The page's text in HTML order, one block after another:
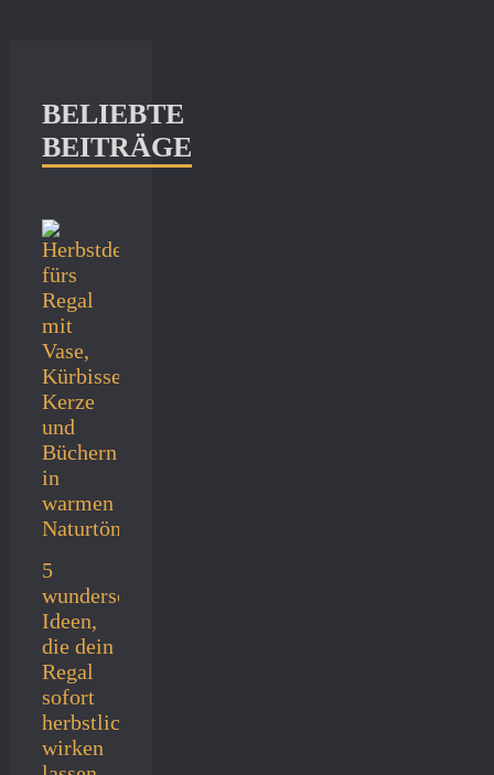
BELIEBTE
BEITRÄGE
5
wunderschöne
Ideen,
die dein
Regal
sofort
herbstlich
wirken